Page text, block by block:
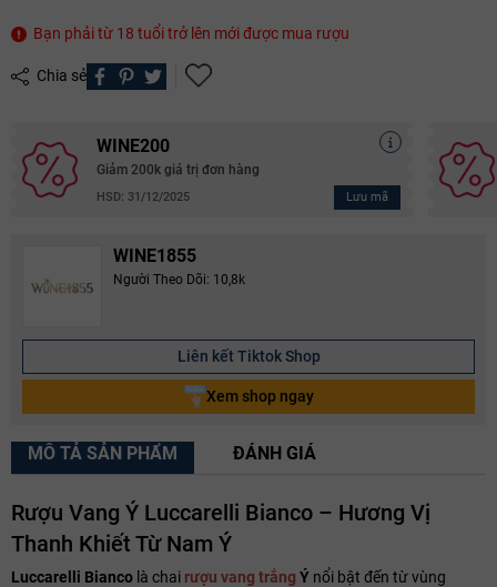
Bạn phải từ 18 tuổi trở lên mới được mua rượu
Chia sẻ
WINE200
Giảm 200k giá trị đơn hàng
HSD: 31/12/2025 Lưu mã
WINE1855
Người Theo Dõi: 10,8k
Liên kết Tiktok Shop
Xem shop ngay
MÔ TẢ SẢN PHẨM ĐÁNH GIÁ
Rượu Vang Ý Luccarelli Bianco – Hương Vị
Thanh Khiết Từ Nam Ý
Luccarelli Bianco là chai rượu vang trắng Ý nổi bật đến từ vùng